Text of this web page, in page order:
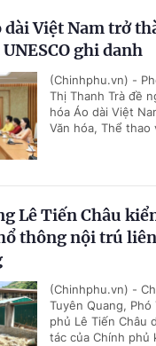
dài Việt Nam trở
ghi danh
(Chinhphu.vn) -
Thị Thanh Trà đề
hóa Áo dài Việt
Văn hóa, Thể thao
Lê Tiến Châu
thông nội trú
(Chinhphu.vn) -
Tuyên Quang,
phủ Lê Tiến Châu
tác của Chính phủ